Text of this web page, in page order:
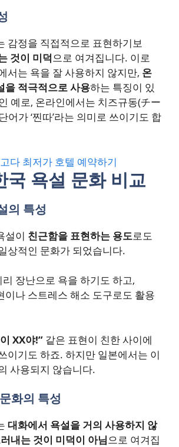
감정을 직접적으로 표현하기보
것이 미덕으로 여겨집니다. 이로
서는 욕을 잘 사용하지 않지만, 온
을 적극적으로 사용하는 특징이 있
예로, 온라인에서는 치즈규동(チー
어가 ‘찐따’라는 의미로 쓰이기도 합
다 최저가 호텔 예약하기
국 욕설 문화 비교
의 특성
설이 친근함을 표현하는 용도로도
상적인 문화가 되었습니다.
장난으로 욕을 하기도 하고,
이나 스트레스 해소 도구로도 활용
XX야!” 같은 표현이 친한 사이에
이기도 하죠. 하지만 일본에서는 이
사용되지 않습니다.
화의 특성
대화에서 욕설을 거의 사용하지 않
내는 것이 미덕이 아님으로 여겨집